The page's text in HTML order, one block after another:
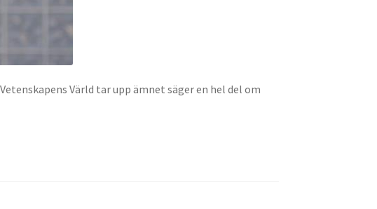
Värld tar upp ämnet säger en hel del om